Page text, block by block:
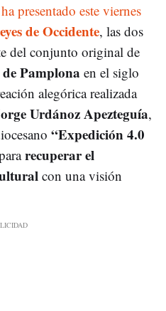
ha presentado este viernes
de Occidente, las dos
del conjunto original de
Pamplona en el siglo
alegórica realizada
Urdánoz Apezteguía,
“Expedición 4.0
recuperar el
con una visión